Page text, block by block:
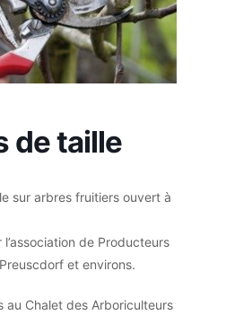
de taille
sur arbres fruitiers ouvert à
l’association de Producteurs
et environs.
au Chalet des Arboriculteurs